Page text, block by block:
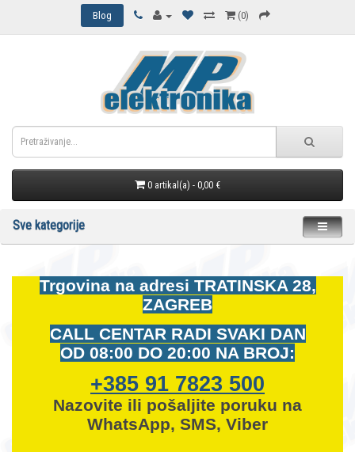
Blog (0)
0 artikal(a) - 0,00 €
Sve kategorije
Trgovina na adresi TRATINSKA 28,
ZAGREB
CALL CENTAR RADI SVAKI DAN
OD 08:00 DO 20:00 NA BROJ:
+385 91 7823 500
Nazovite ili pošaljite poruku na
WhatsApp, SMS, Viber